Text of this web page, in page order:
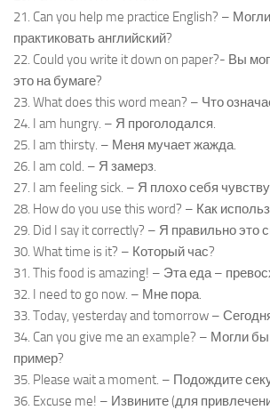
21. Can you help me practice English? –
практиковать английский?
22. Could you write it down on paper?- Вы
это на бумаге?
23. What does this word mean? – Что
24. I am hungry. – Я проголодался.
25. I am thirsty. – Меня мучает жажда.
26. I am cold. – Я замерз.
27. I am feeling sick. – Я плохо себя
28. How do you use this word? – Как
29. Did I say it correctly? – Я правильно это
30. What time is it? – Который час?
31. This food is amazing! – Эта еда –
32. I need to go now. – Мне пора.
33. Today, yesterday and tomorrow –
34. Can you give me an example? – Могли
пример?
35. Please wait a moment. – Подождите
36. Excuse me! – Извините (для